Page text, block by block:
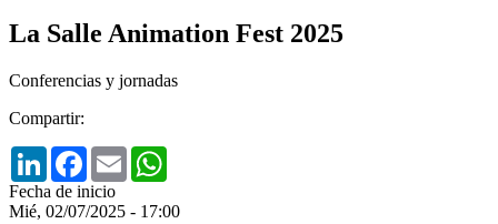
La Salle Animation Fest 2025
Conferencias y jornadas
Compartir:
LinkedInFacebook
Email
Fecha de inicio
Mié, 02/07/2025 - 17:00